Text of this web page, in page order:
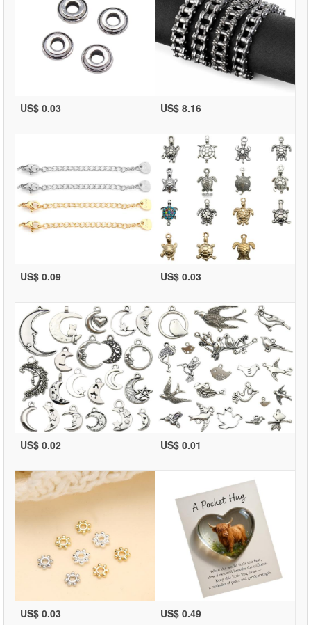
US$ 0.03 US$ 8.16
US$ 0.09 US$ 0.03
US$ 0.02 US$ 0.01
US$ 0.03 US$ 0.49